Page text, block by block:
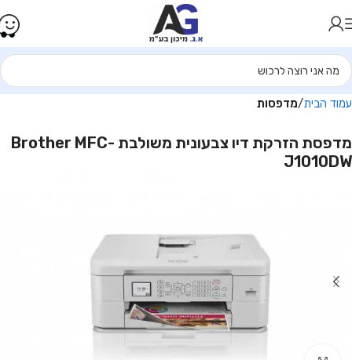
עמוד הבית מדפסות
מדפסת הזרקת דיו צבעונית משולבת Brother MFC-
J1010DW